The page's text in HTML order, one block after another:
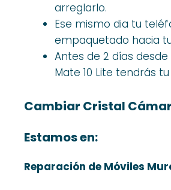
arreglarlo.
Ese mismo dia tu
empaquetado hacia
Antes de 2 días
Mate 10 Lite tendrás
Cambiar Cristal
Estamos en:
Reparación de Móviles